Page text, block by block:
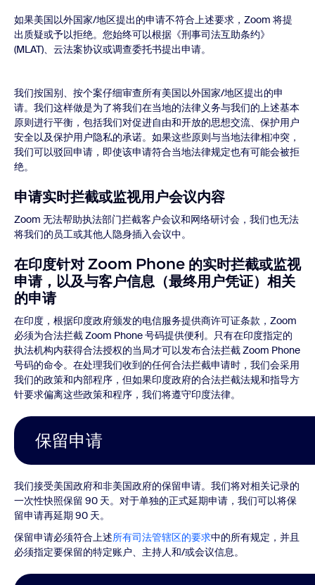
如果美国以外国家/地区提出的申请不符合上述要求，Zoom 将提
出质疑或予以拒绝。您始终可以根据《刑事司法互助条约》
(MLAT)、云法案协议或调查委托书提出申请。
我们按国别、按个案仔细审查所有美国以外国家/地区提出的申
请。我们这样做是为了将我们在当地的法律义务与我们的上述基本
原则进行平衡，包括我们对促进自由和开放的思想交流、保护用户
安全以及保护用户隐私的承诺。如果这些原则与当地法律相冲突，
我们可以驳回申请，即使该申请符合当地法律规定也有可能会被拒
绝。
申请实时拦截或监视用户会议内容
Zoom 无法帮助执法部门拦截客户会议和网络研讨会，我们也无法
将我们的员工或其他人隐身插入会议中。
在印度针对 Zoom Phone 的实时拦截或监视
申请，以及与客户信息（最终用户凭证）相关
的申请
在印度，根据印度政府颁发的电信服务提供商许可证条款，Zoom
必须为合法拦截 Zoom Phone 号码提供便利。只有在印度指定的
执法机构内获得合法授权的当局才可以发布合法拦截 Zoom Phone
号码的命令。在处理我们收到的任何合法拦截申请时，我们会采用
我们的政策和内部程序，但如果印度政府的合法拦截法规和指导方
针要求偏离这些政策和程序，我们将遵守印度法律。
保留申请
我们接受美国政府和非美国政府的保留申请。我们将对相关记录的
一次性快照保留 90 天。对于单独的正式延期申请，我们可以将保
留申请再延期 90 天。
保留申请必须符合上述所有司法管辖区的要求中的所有规定，并且
必须指定要保留的特定账户、主持人和/或会议信息。